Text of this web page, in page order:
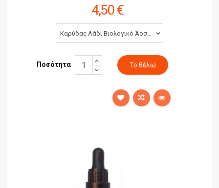
4,50 €
Καρύδας Λάδι Βιολογικό Άοσμο 50ml (4,50 €)
Ποσότητα